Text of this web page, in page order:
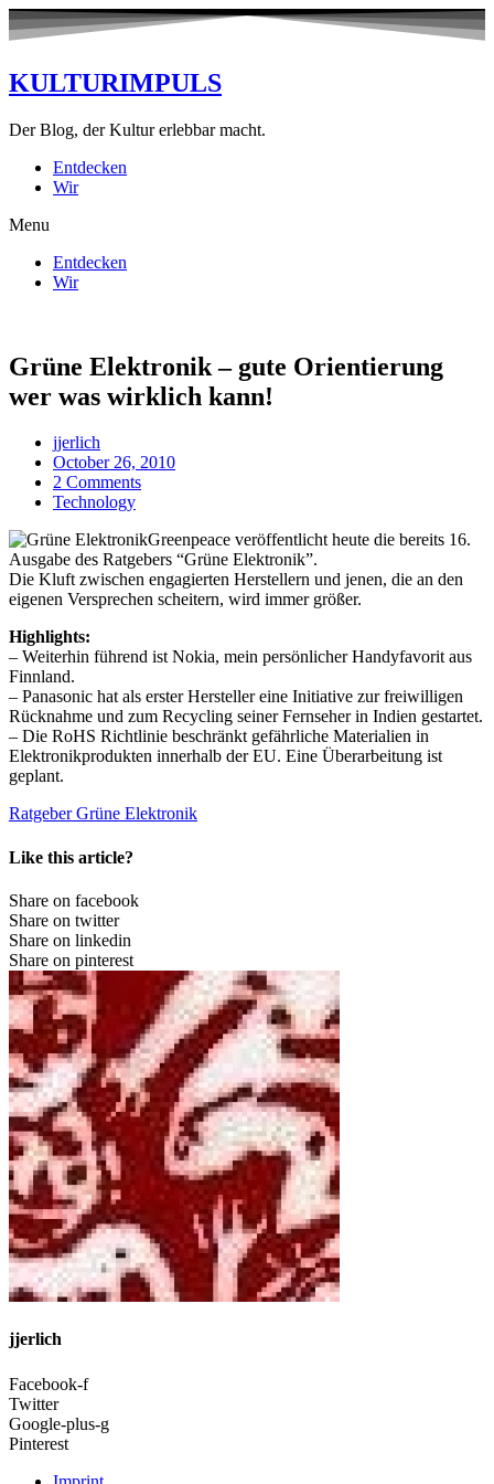
KULTURIMPULS
Der Blog, der Kultur erlebbar macht.
Entdecken
Wir
Menu
Entdecken
Wir
Grüne Elektronik – gute Orientierung
wer was wirklich kann!
jjerlich
October 26, 2010
2 Comments
Technology
Greenpeace veröffentlicht heute die bereits 16.
Ausgabe des Ratgebers “Grüne Elektronik”.
Die Kluft zwischen engagierten Herstellern und jenen, die an den
eigenen Versprechen scheitern, wird immer größer.
Highlights:
– Weiterhin führend ist Nokia, mein persönlicher Handyfavorit aus
Finnland.
– Panasonic hat als erster Hersteller eine Initiative zur freiwilligen
Rücknahme und zum Recycling seiner Fernseher in Indien gestartet.
– Die RoHS Richtlinie beschränkt gefährliche Materialien in
Elektronikprodukten innerhalb der EU. Eine Überarbeitung ist
geplant.
Ratgeber Grüne Elektronik
Like this article?
Share on facebook
Share on twitter
Share on linkedin
Share on pinterest
jjerlich
Facebook-f
Twitter
Google-plus-g
Pinterest